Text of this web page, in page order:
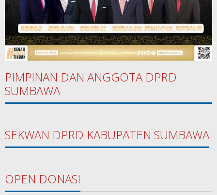
PIMPINAN DAN ANGGOTA DPRD
SUMBAWA
SEKWAN DPRD KABUPATEN SUMBAWA
OPEN DONASI